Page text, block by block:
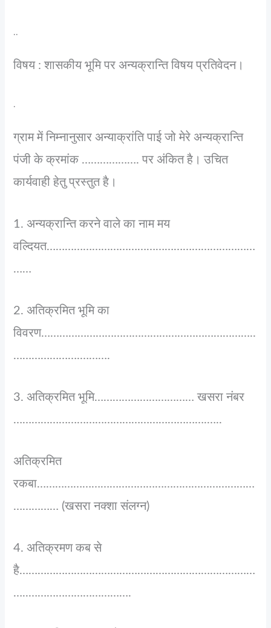
..
विषय : शासकीय भूमि पर अन्यक्रान्ति विषय प्रतिवेदन।
.
ग्राम में निम्नानुसार अन्याक्रांति पाई जो मेरे अन्यक्रान्ति
पंजी के क्रमांक ………………. पर अंकित है। उचित
कार्यवाही हेतु प्रस्तुत है।
1. अन्यक्रान्ति करने वाले का नाम मय
वल्दियत……………………………………………………………
……
2. अतिक्रमित भूमि का
विवरण……………………………………………………………..
………………….……….
3. अतिक्रमित भूमि…………………………… खसरा नंबर
……………………………………………………….…..
अतिक्रमित
रकबा………………………………………………………………
…………… (खसरा नक्शा संलग्न)
4. अतिक्रमण कब से
है……………………………………………………………………
…..…………………………….